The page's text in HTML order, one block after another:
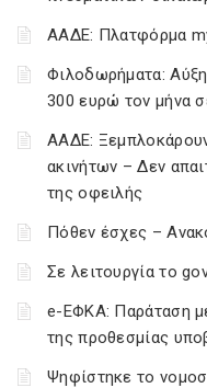
ΑΑΔΕ: Πλατφόρμα
Φιλοδωρήματα:
300 ευρώ τον μήνα
ΑΑΔΕ:
ακινήτων – Δεν
της οφειλής
Πόθεν έσχες –
Σε λειτουργία το
e-ΕΦΚΑ: Παράταση
της προθεσμίας
Ψηφίστηκε το